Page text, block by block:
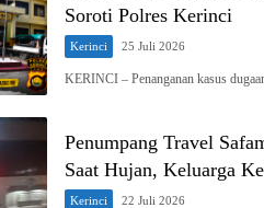
Soroti Polres Kerinci
Kerinci 25 Juli 2026
KERINCI – Penanganan kasus
Penumpang Travel
Saat Hujan, Keluarga
Kerinci 22 Juli 2026